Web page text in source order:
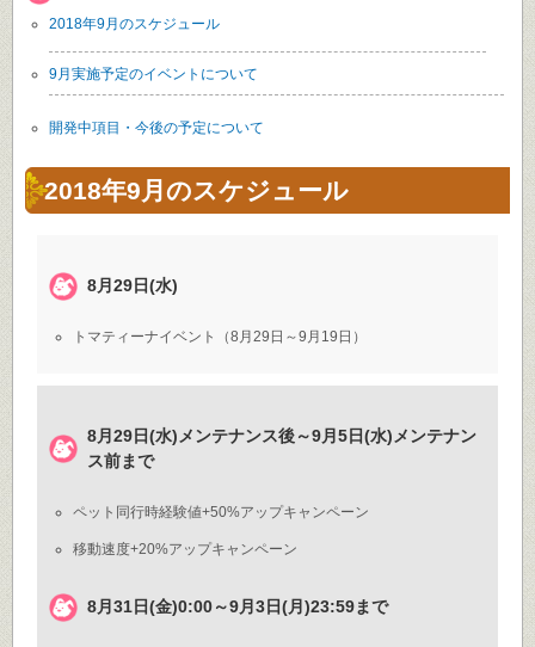
2018年9月のスケジュール
9月実施予定のイベントについて
開発中項目・今後の予定について
2018年9月のスケジュール
8月29日(水)
トマティーナイベント（8月29日～9月19日）
8月29日(水)メンテナンス後～9月5日(水)メンテナン
ス前まで
ペット同行時経験値+50%アップキャンペーン
移動速度+20%アップキャンペーン
8月31日(金)0:00～9月3日(月)23:59まで